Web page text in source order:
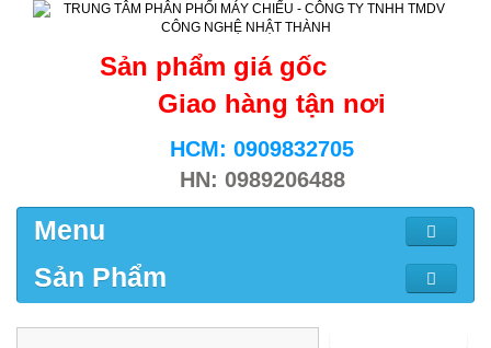
Sản phẩm giá gốc
Giao hàng tận nơi
HCM: 0909832705
HN: 0989206488
Menu
Sản Phẩm